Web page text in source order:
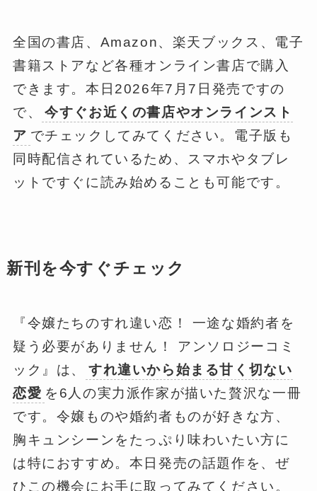
全国の書店、Amazon、楽天ブックス、電子
書籍ストアなど各種オンライン書店で購入
できます。本日2026年7月7日発売ですの
で、
今すぐお近くの書店やオンラインスト
ア でチェックしてみてください。電子版も
同時配信されているため、スマホやタブレ
ットですぐに読み始めることも可能です。
新刊を今すぐチェック
『令嬢たちのすれ違い恋！ 一途な婚約者を
疑う必要がありません！ アンソロジーコミ
ック』は、
すれ違いから始まる甘く切ない
恋愛 を6人の実力派作家が描いた贅沢な一冊
です。令嬢ものや婚約者ものが好きな方、
胸キュンシーンをたっぷり味わいたい方に
は特におすすめ。本日発売の話題作を、ぜ
ひこの機会にお手に取ってみてください。